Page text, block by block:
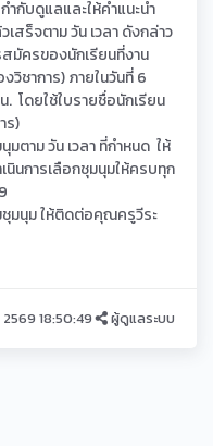
กับดูแลและให้คำแนะนำ
สร็จตาม วัน เวลา ดังกล่าว
มัครของนักเรียนที่งาน
ชาการ) ภายในวันที่ 6
. โดยใช้ใบรายชื่อนักเรียน
ร)
ตาม วัน เวลา ที่กำหนด ให้
นินการเลือกชุมนุมให้ครบทุก
มนุม ให้ติดต่อคุณครูวีระ
18:50:49 ผู้ดูแลระบบ